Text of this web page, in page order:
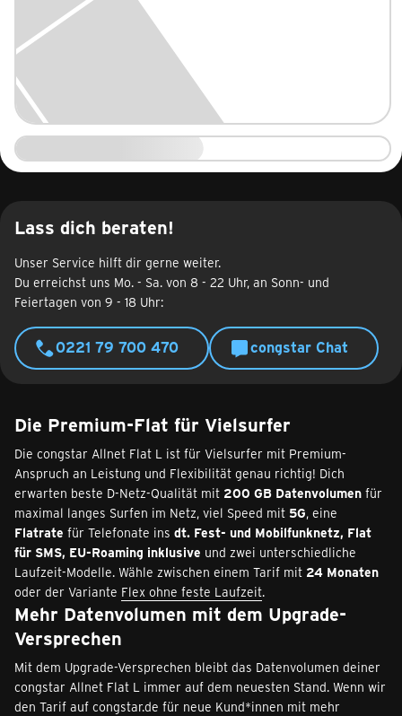
Lass dich beraten!
Unser Service hilft dir gerne weiter.
Du erreichst uns Mo. - Sa. von 8 - 22 Uhr, an Sonn- und
Feiertagen von 9 - 18 Uhr:
0221 79 700 470 congstar Chat
Die Premium-Flat für Vielsurfer
Die congstar Allnet Flat L ist für Vielsurfer mit Premium-
Anspruch an Leistung und Flexibilität genau richtig! Dich
erwarten beste D-Netz-Qualität mit 200 GB Datenvolumen für
maximal langes Surfen im Netz, viel Speed mit 5G, eine
Flatrate für Telefonate ins dt. Fest- und Mobilfunknetz, Flat
für SMS, EU-Roaming inklusive und zwei unterschiedliche
Laufzeit-Modelle. Wähle zwischen einem Tarif mit 24 Monaten
oder der Variante Flex ohne feste Laufzeit.
Mehr Datenvolumen mit dem Upgrade-
Versprechen
Mit dem Upgrade-Versprechen bleibt das Datenvolumen deiner
congstar Allnet Flat L immer auf dem neuesten Stand. Wenn wir
den Tarif auf congstar.de für neue Kund*innen mit mehr